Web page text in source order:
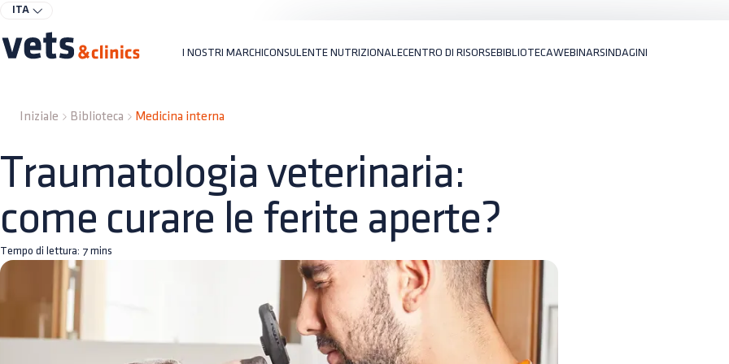
ITA
I NOSTRI MARCHICONSULENTE NUTRIZIONALECENTRO DI RISORSEBIBLIOTECAWEBINARSINDAGINI
Iniziale Biblioteca Medicina interna
Traumatologia veterinaria:
come curare le ferite aperte?
Tempo di lettura: 7 mins